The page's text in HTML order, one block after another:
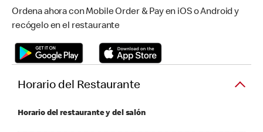
Ordena ahora con Mobile Order & Pay en iOS o Android y
recógelo en el restaurante
Horario del Restaurante
Horario del restaurante y del salón